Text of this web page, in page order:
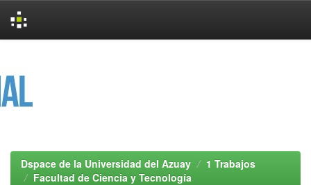
Dspace de la Universidad del Azuay
1 Trabajos
Facultad de Ciencia y Tecnología